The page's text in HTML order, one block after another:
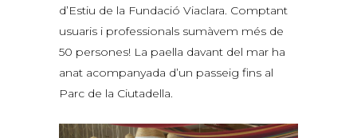
d’Estiu de la Fundació Viaclara. Comptant
usuaris i professionals sumàvem més de
50 persones! La paella davant del mar ha
anat acompanyada d’un passeig fins al
Parc de la Ciutadella.